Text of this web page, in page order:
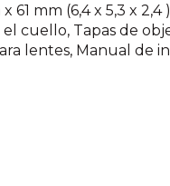
61 mm (6,4 x 5,3 x 2,4 )
cuello, Tapas de
lentes, Manual de